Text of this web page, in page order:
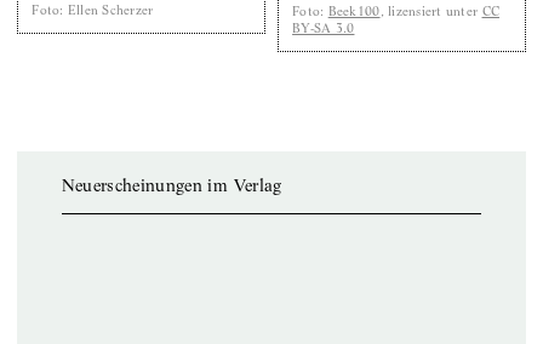
Foto: Ellen Scherzer Foto: Beek100, lizensiert unter CC
BY-SA 3.0
Neuerscheinungen im Verlag